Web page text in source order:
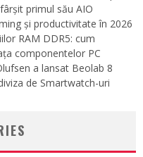
primul său AIO
și productivitate în 2026
RAM DDR5: cum
componentelor PC
a lansat Beolab 8
de Smartwatch-uri